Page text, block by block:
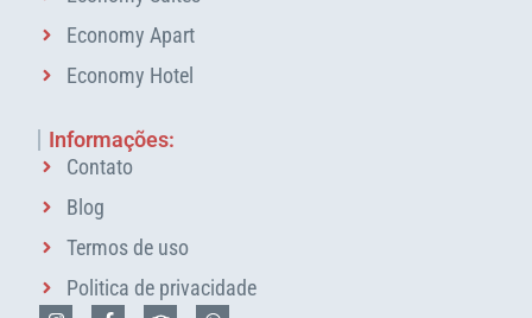
Economy Apart
Economy Hotel
Informações:
Contato
Blog
Termos de uso
Politica de privacidade